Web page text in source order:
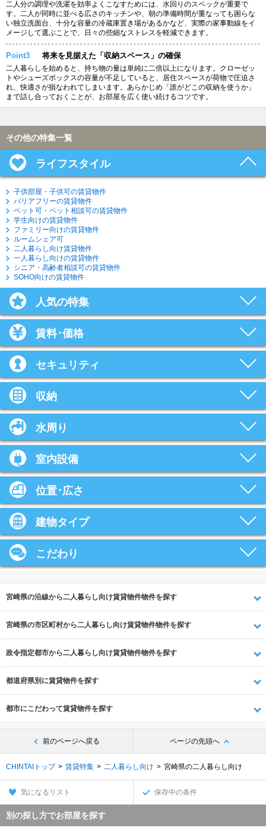
二人分の調理や洗濯を効率よくこなすためには、水回りのスペックが重要で
す。二人が同時に並べる広さのキッチンや、朝の準備時間が重なっても困らな
い独立洗面台、十分な容量の冷蔵庫置き場があるかなど、実際の家事動線をイ
メージして選ぶことで、日々の些細なストレスを軽減できます。
Point3 将来を見据えた「収納スペース」の確保
二人暮らしを始めると、持ち物の量は単純に二倍以上になります。クローゼッ
トやシューズボックスの容量が不足していると、居住スペースが荷物で圧迫さ
れ、快適さが損なわれてしまいます。あらかじめ「誰がどこの収納を使うか」
まで話し合っておくことが、お部屋を広く使い続けるコツです。
その他の特集一覧
ライフスタイル
子供部屋・子供可の賃貸物件
バリアフリーの賃貸物件
ペット可・ペット相談可の賃貸物件
学生向けの賃貸物件
ファミリー向けの賃貸物件
ルームシェア可
二人暮らし向け賃貸物件
一人暮らし向けの賃貸物件
シニア・高齢者相談可の賃貸物件
SOHO向けの賃貸物件
人気の特集
賃料･価格
セキュリティ
収納
水周り
室内設備
位置･広さ
建物タイプ
こだわり
宮崎県の沿線から二人暮らし向け賃貸物件物件を探す
宮崎県の市区町村から二人暮らし向け賃貸物件物件を探す
政令指定都市から二人暮らし向け賃貸物件物件を探す
都道府県別に賃貸物件を探す
都市にこだわって賃貸物件を探す
前のページへ戻る ページの先頭へ
CHINTAIトップ 賃貸特集 二人暮らし向け 宮崎県の二人暮らし向け
気になるリスト 保存中の条件
別の探し方でお部屋を探す